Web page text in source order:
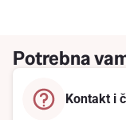
Potrebna
Kontakt i